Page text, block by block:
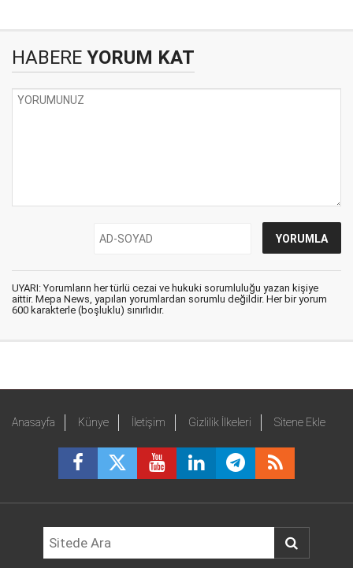
HABERE YORUM KAT
UYARI: Yorumların her türlü cezai ve hukuki sorumluluğu yazan kişiye
aittir. Mepa News, yapılan yorumlardan sorumlu değildir. Her bir yorum
600 karakterle (boşluklu) sınırlıdır.
Anasayfa Künye İletişim Gizlilik İlkeleri Sitene Ekle